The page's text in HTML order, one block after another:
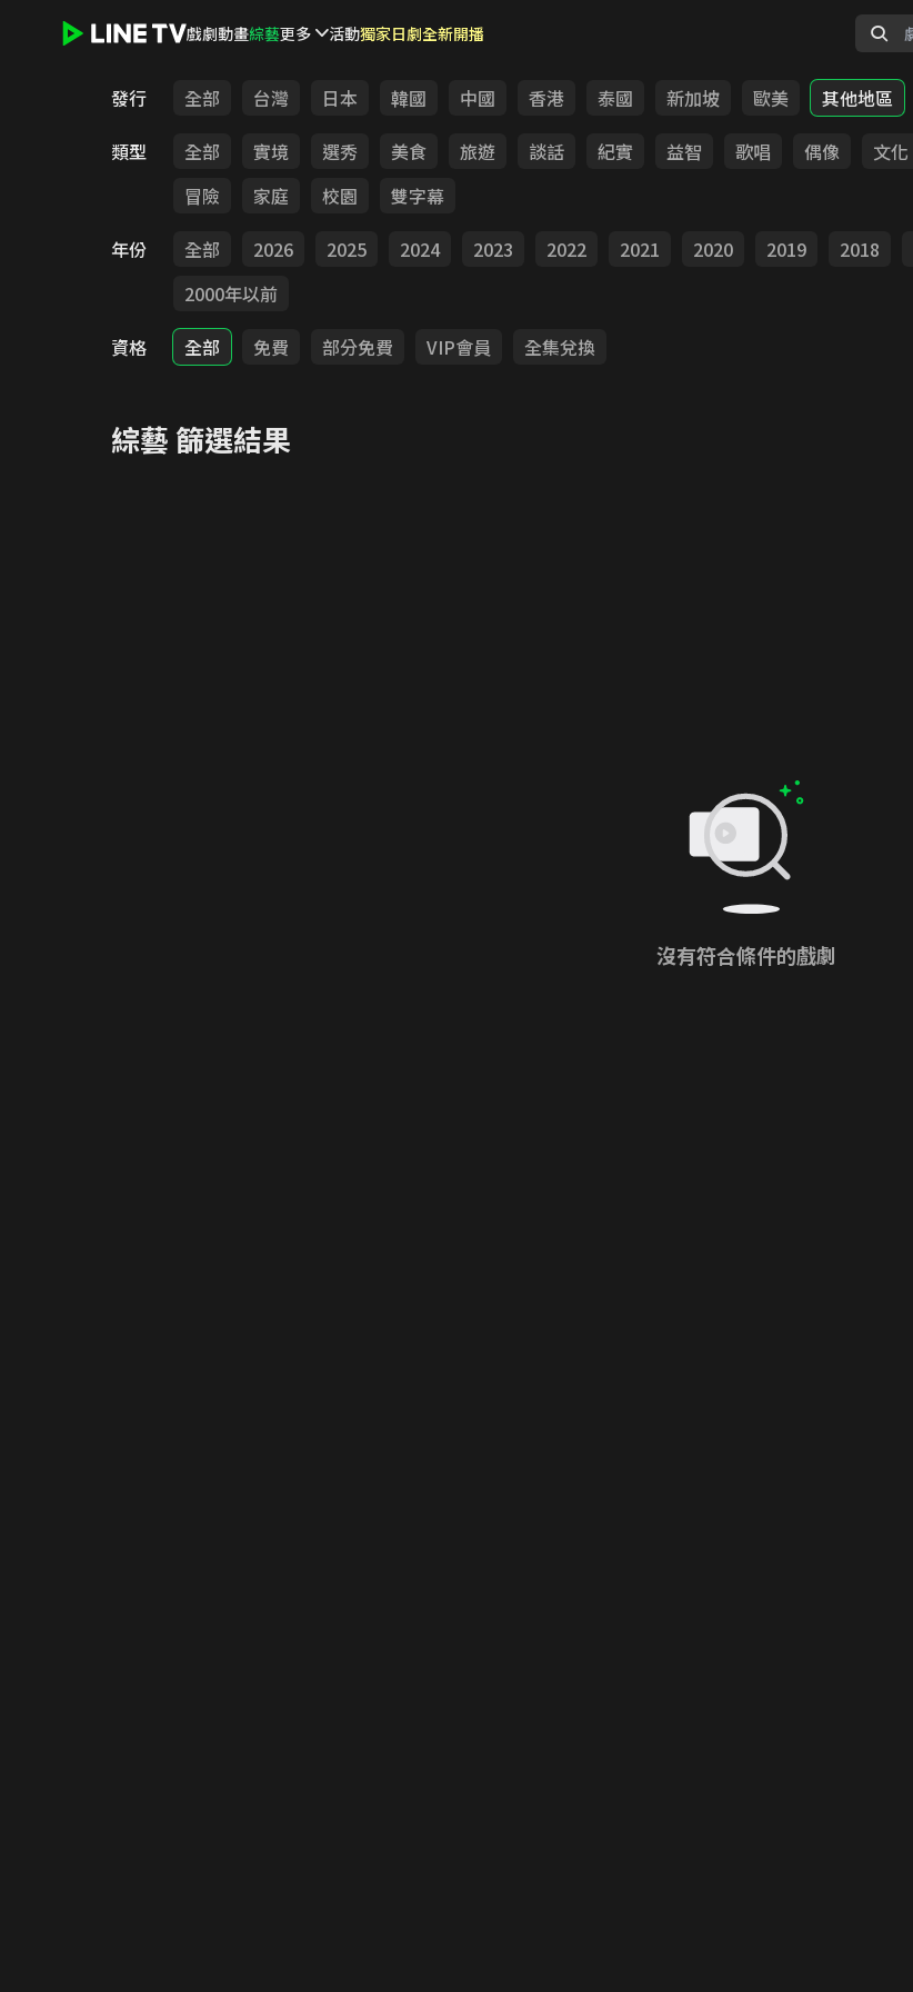
戲劇動畫綜藝更多 活動獨家日劇全新開播
發行 全部 台灣 日本 韓國 中國 香港 泰國 新加坡 歐美
其他地區
類型
全部 實境 選秀 美食 旅遊 談話 紀實 益智 歌唱 偶像 文化
冒險
家庭 校園
雙字幕
年份
全部 2026 2025 2024 2023 2022 2021 2020 2019 2018
2000年以前
資格
全部 免費 部分免費 VIP會員 全集兌換
綜藝 篩選結果
沒有符合條件的戲劇